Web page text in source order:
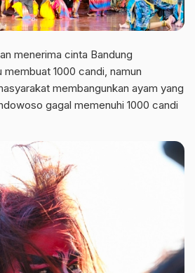
menerima cinta Bandung
1000 candi, namun
membangunkan ayam yang
gagal memenuhi 1000 candi